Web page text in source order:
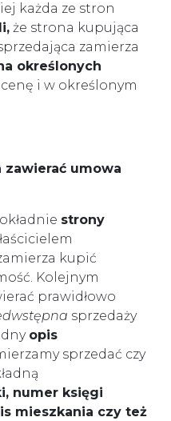
każda ze stron
że strona kupująca
zamierza
określonych
i w określonym
umowa
strony
kupić
Kolejnym
prawidłowo
sprzedaży
opis
sprzedać czy
numer księgi
mieszkania czy też